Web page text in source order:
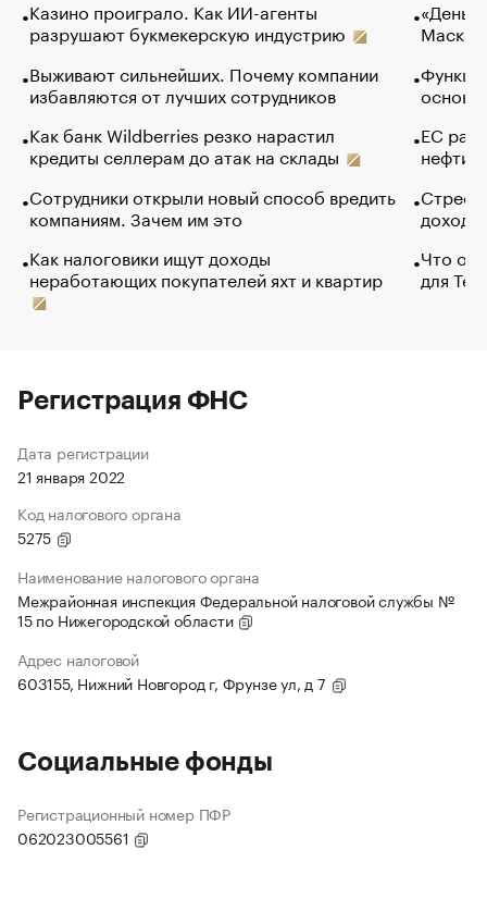
Казино проиграло. Как ИИ-агенты
разрушают букмекерскую индустрию
Выживают сильнейших. Почему компании
избавляются от лучших сотрудников
Как банк Wildberries резко нарастил
кредиты селлерам до атак на склады
Сотрудники открыли новый способ вредить
компаниям. Зачем им это
Как налоговики ищут доходы
неработающих покупателей яхт и квартир
Маск в
основ
ЕС
нефти
Что
для
Регистрация ФНС
Дата регистрации
21 января 2022
Код налогового органа
5275
Наименование налогового органа
Межрайонная инспекция Федеральной налоговой службы №
15 по Нижегородской области
Адрес налоговой
603155, Нижний Новгород г, Фрунзе ул, д 7
Социальные фонды
Регистрационный номер ПФР
062023005561